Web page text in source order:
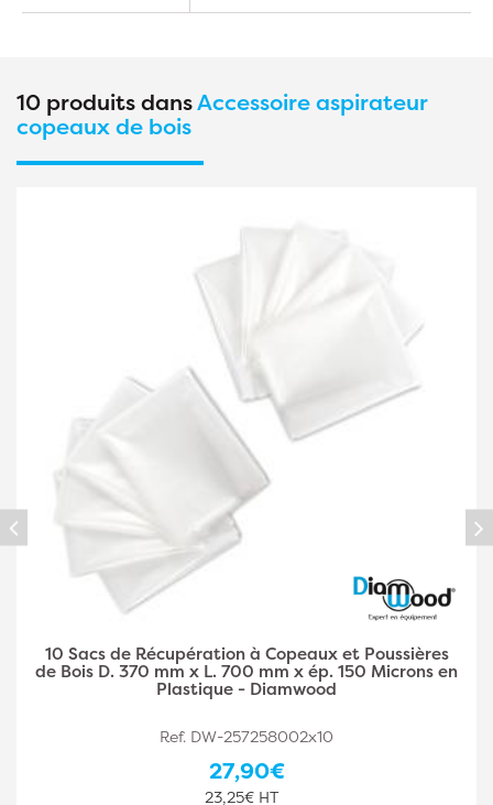
10 produits dansAccessoire aspirateur
copeaux de bois
en
10 Sacs de Récupération à Copeaux et
de Bois D. 500 mm x L. 1400 mm x ép. 150
en Plastique - Diamwood
Ref. DW-257258003x10